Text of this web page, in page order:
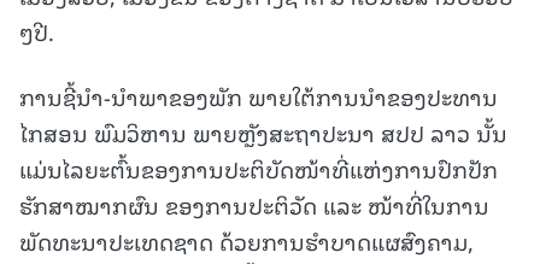
ໆປີ.
ການຊີ້ນຳ-ນຳພາຂອງພັກ ພາຍໃຕ້ການນຳຂອງປະທານ
ໄກສອນ ພົມວິຫານ ພາຍຫຼັງສະຖາປະນາ ສປປ ລາວ ນັ້ນ
ແມ່ນໄລຍະຕົ້ນຂອງການປະຕິບັດໜ້າທີ່ແຫ່ງການປົກປັກ
ຮັກສາໝາກຜົນ ຂອງການປະຕິວັດ ແລະ ໜ້າທີ່ໃນການ
ພັດທະນາປະເທດຊາດ ດ້ວຍການຮໍາບາດແຜສົງຄາມ,